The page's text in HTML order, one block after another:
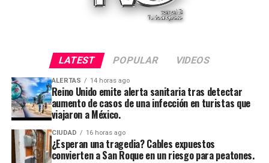
LATEST POPULAR VIDEOS
ALERTAS 14 horas ago
Reino Unido emite alerta sanitaria tras detectar
aumento de casos de una infección en turistas que
viajaron a México.
CIUDAD 16 horas ago
¿Esperan una tragedia? Cables expuestos
convierten a San Roque en un riesgo para peatones.